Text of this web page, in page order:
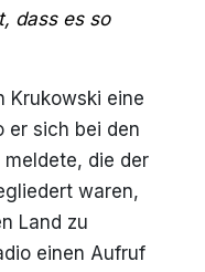
dass es so
Krukowski eine
er sich bei den
die der
waren,
Land zu
einen Aufruf